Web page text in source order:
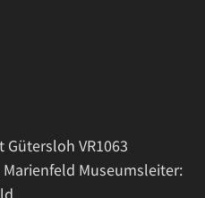
VR1063
Museumsleiter: